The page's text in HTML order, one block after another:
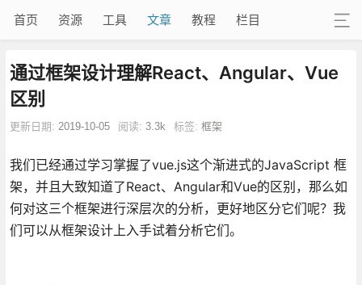
首页 资源 工具 文章 教程 栏目
通过框架设计理解React、Angular、Vue
区别
更新日期: 2019-10-05 阅读: 3.3k 标签: 框架
我们已经通过学习掌握了vue.js这个渐进式的JavaScript 框
架，并且大致知道了React、Angular和Vue的区别，那么如
何对这三个框架进行深层次的分析，更好地区分它们呢？我
们可以从框架设计上入手试着分析它们。